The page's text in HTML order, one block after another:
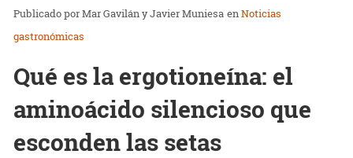
Mar Gavilán y Javier Muniesa enNoticias
gastronómicas
Qué es la ergotioneína: el
aminoácido silencioso que
esconden las setas